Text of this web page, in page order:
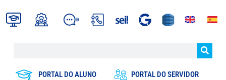
PORTAL DO ALUNO PORTAL DO SERVIDOR